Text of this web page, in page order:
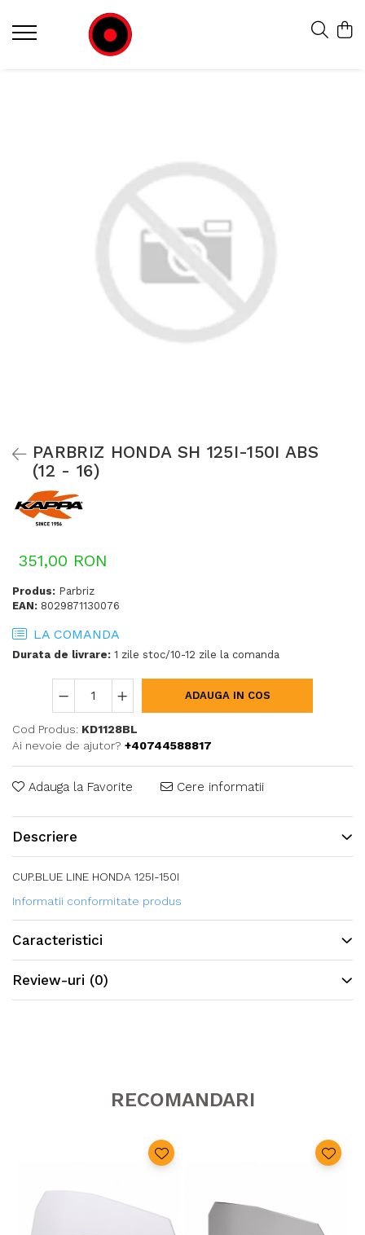
PARBRIZ HONDA SH 125I-150I ABS
(12 - 16)
351,00 RON
Produs: Parbriz
EAN: 8029871130076
LA COMANDA
Durata de livrare: 1 zile stoc/10-12 zile la comanda
ADAUGA IN COS
Cod Produs: KD1128BL
Ai nevoie de ajutor? +40744588817
Adauga la Favorite Cere informatii
Descriere
CUP.BLUE LINE HONDA 125I-150I
Informatii conformitate produs
Caracteristici
Review-uri (0)
RECOMANDARI